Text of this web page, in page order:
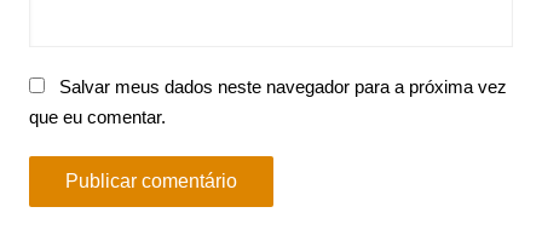
Salvar meus dados neste navegador para a próxima vez
que eu comentar.